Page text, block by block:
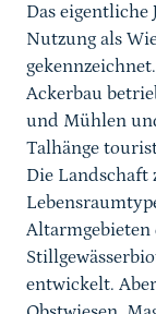
Das eigentliche
Nutzung als
Ackerbau
und Mühlen
Talhänge
Die
Altarmgebieten
entwickelt.